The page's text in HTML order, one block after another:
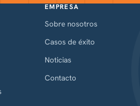
EMPRESA
Sobre nosotros
Casos de éxito
Noticias
Contacto